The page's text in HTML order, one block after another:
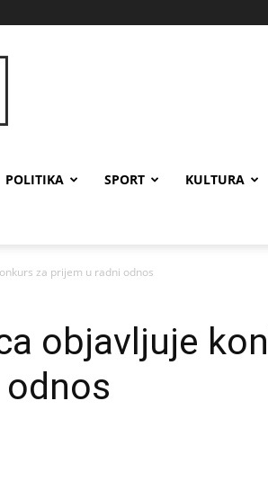
POLITIKA SPORT KULTURA
za prijem u radni odnos
objavljuje